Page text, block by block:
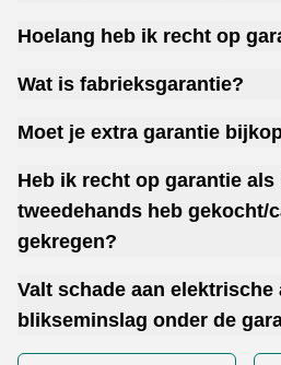
Hoelang heb ik recht op
Wat is fabrieksgarantie?
Moet je extra garantie
Heb ik recht op garantie
tweedehands heb gekocht/
gekregen?
Valt schade aan
blikseminslag onder de